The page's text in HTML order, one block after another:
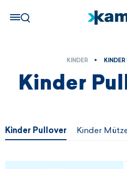
KINDER
Kinder
Kinder Pullover Kinder